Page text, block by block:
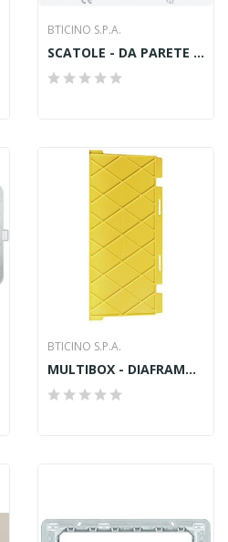
BTICINO S.P.A.
SCATOLE - DA PARETE 3+3 POSTI LIGHT
BTICINO S.P.A.
MULTIBOX - DIAFRAMMA SCAT 16206 16207 16208